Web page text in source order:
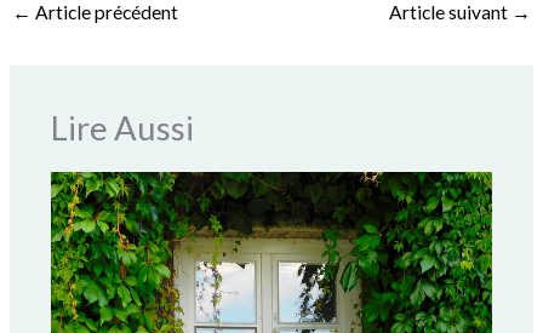
← Article précédent Article suivant →
Lire Aussi